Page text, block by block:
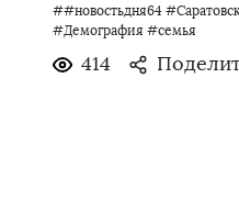
##новостьдня64
#Демография #семья
414